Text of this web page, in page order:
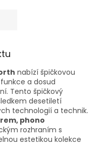
nabízí špičkovou
a dosud
Tento špičkový
desetiletí
technologií a technik.
phono
rozhraním s
estetikou kolekce